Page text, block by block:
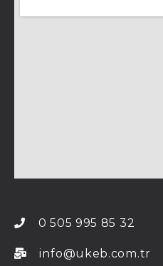
0 505 995 85 32
info@ukeb.com.tr